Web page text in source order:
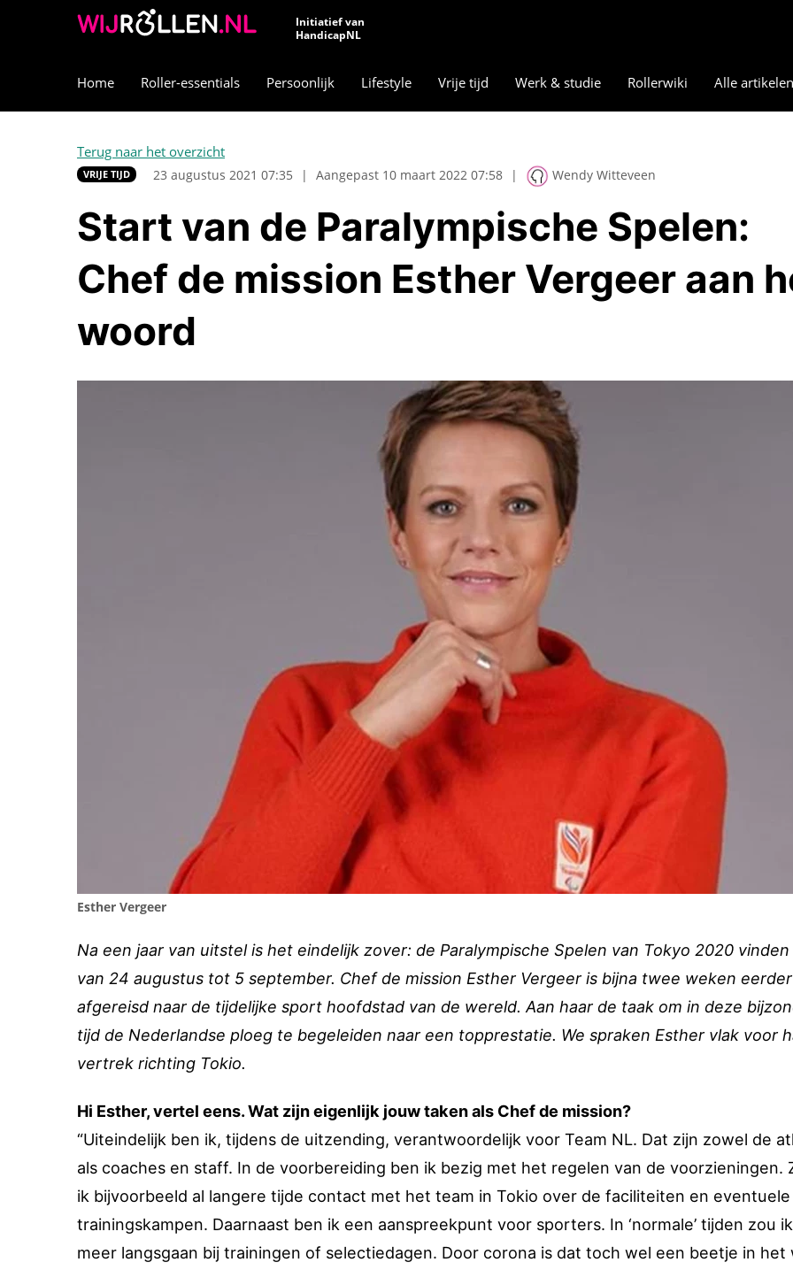
Initiatief van
HandicapNL
Home Roller-essentials Persoonlijk Lifestyle Vrije tijd Werk & studie Rollerwiki Alle artikelen
Terug naar het overzicht
VRIJE TIJD 23 augustus 2021 07:35 | Aangepast 10 maart 2022 07:58 | Wendy Witteveen
Start van de Paralympische Spelen:
Chef de mission Esther Vergeer aan
woord
Esther Vergeer
Na een jaar van uitstel is het eindelijk zover: de Paralympische Spelen van Tokyo 2020
van 24 augustus tot 5 september. Chef de mission Esther Vergeer is bijna twee weken eerder
afgereisd naar de tijdelijke sport hoofdstad van de wereld. Aan haar de taak om in deze
tijd de Nederlandse ploeg te begeleiden naar een topprestatie. We spraken Esther vlak voor
vertrek richting Tokio.
Hi Esther, vertel eens. Wat zijn eigenlijk jouw taken als Chef de mission?
“Uiteindelijk ben ik, tijdens de uitzending, verantwoordelijk voor Team NL. Dat zijn zowel de
als coaches en staff. In de voorbereiding ben ik bezig met het regelen van de voorzieningen.
ik bijvoorbeeld al langere tijde contact met het team in Tokio over de faciliteiten en eventuele
trainingskampen. Daarnaast ben ik een aanspreekpunt voor sporters. In ‘normale’ tijden zou
meer langsgaan bij trainingen of selectiedagen. Door corona is dat toch wel een beetje in het